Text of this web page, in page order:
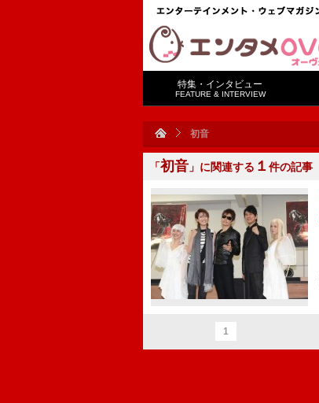
特集・インタビュー
FEATURE & INTERVIEW
初音
「初音 」に関連する １ 件の記事
1